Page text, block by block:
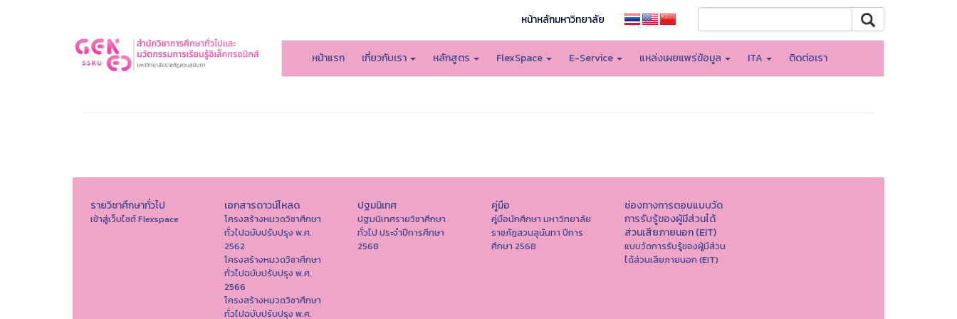
หน้าหลักมหาวิทยาลัย
หน้าแรก เกี่ยวกับเรา หลักสูตร FlexSpace E-Service แหล่งเผยแพร่ข้อมูล ITA ติดต่อเรา
รายวิชาศึกษาทั่วไป
เข้าสู่เว็บไซต์ Flexspace
เอกสารดาวน์โหลด
โครงสร้างหมวดวิชาศึกษา
ทั่วไปฉบับปรับปรุง พ.ศ.
2562
โครงสร้างหมวดวิชาศึกษา
ทั่วไปฉบับปรับปรุง พ.ศ.
2566
โครงสร้างหมวดวิชาศึกษา
ทั่วไปฉบับปรับปรุง พ.ศ.
ปฐมนิเทศ
ปฐมนิเทศรายวิชาศึกษา
ทั่วไป ประจำปีการศึกษา
2568
คู่มือ
คู่มือนักศึกษา มหาวิทยาลัย
ราชภัฏสวนสุนันทา ปีการ
ศึกษา 2568
ช่องทางการตอบแบบวัด
การรับรู้ของผู้มีส่วนได้
ส่วนเสียภายนอก (EIT)
แบบวัดการรับรู้ของผู้มีส่วน
ได้ส่วนเสียภายนอก (EIT)